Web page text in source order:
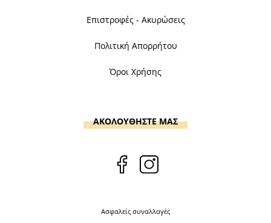
Επιστροφές - Ακυρώσεις
Πολιτική Απορρήτου
Όροι Χρήσης
ΑΚΟΛΟΥΘΗΣΤΕ ΜΑΣ
Ασφαλείς συναλλαγές